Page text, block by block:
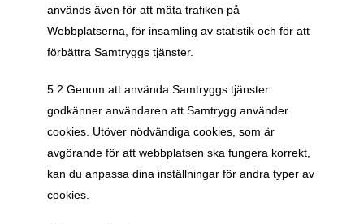
används även för att mäta trafiken på
Webbplatserna, för insamling av statistik och för att
förbättra Samtryggs tjänster.
5.2 Genom att använda Samtryggs tjänster
godkänner användaren att Samtrygg använder
cookies. Utöver nödvändiga cookies, som är
avgörande för att webbplatsen ska fungera korrekt,
kan du anpassa dina inställningar för andra typer av
cookies.